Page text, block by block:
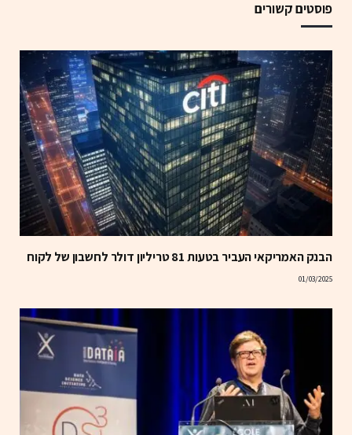
פוסטים קשורים
הבנק האמריקאי העביר בטעות 81 טריליון דולר לחשבון של לקוח
01/03/2025